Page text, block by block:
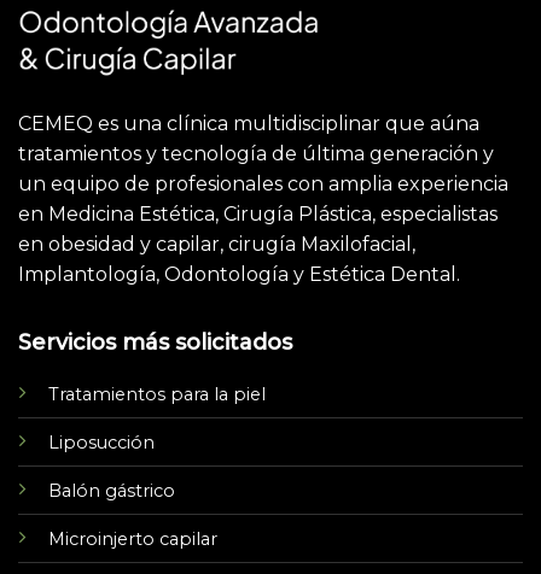
CEMEQ es una clínica multidisciplinar que aúna
tratamientos y tecnología de última generación y
un equipo de profesionales con amplia experiencia
en Medicina Estética, Cirugía Plástica, especialistas
en obesidad y capilar, cirugía Maxilofacial,
Implantología, Odontología y Estética Dental.
Servicios más solicitados
Tratamientos para la piel
Liposucción
Balón gástrico
Microinjerto capilar